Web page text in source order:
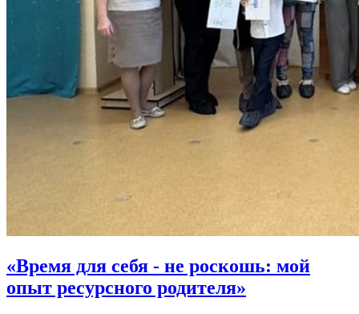
«Время для себя - не роскошь: мой
опыт ресурсного родителя»